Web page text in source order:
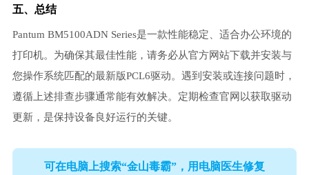
五、总结
Pantum BM5100ADN Series是一款性能稳定、适合办公环境的
打印机。为确保其最佳性能，请务必从官方网站下载并安装与
您操作系统匹配的最新版PCL6驱动。遇到安装或连接问题时，
遵循上述排查步骤通常能有效解决。定期检查官网以获取驱动
更新，是保持设备良好运行的关键。
可在电脑上搜索“金山毒霸”，用电脑医生修复